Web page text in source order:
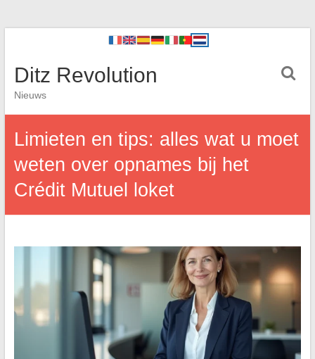
Ditz Revolution
Nieuws
Limieten en tips: alles wat u moet
weten over opnames bij het
Crédit Mutuel loket